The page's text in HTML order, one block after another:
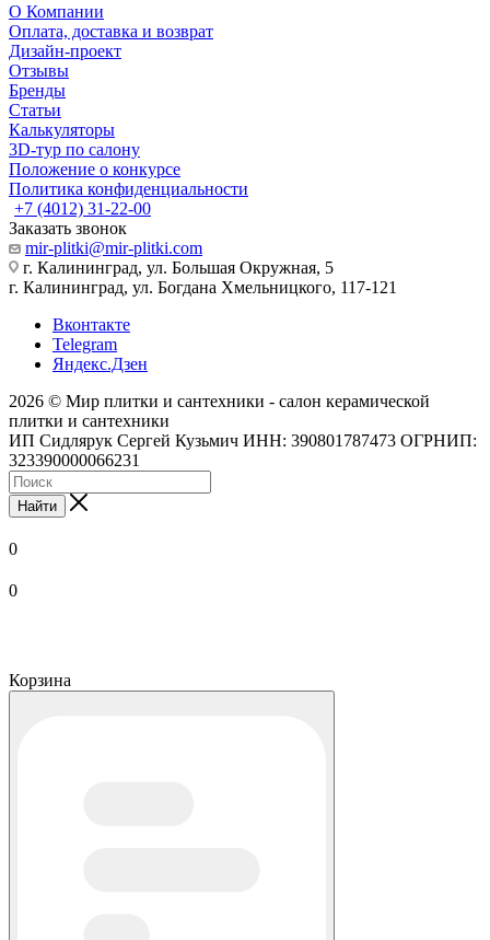
О Компании
Оплата, доставка и возврат
Дизайн-проект
Отзывы
Бренды
Статьи
Калькуляторы
3D-тур по салону
Положение о конкурсе
Политика конфиденциальности
+7 (4012) 31-22-00
Заказать звонок
mir-plitki@mir-plitki.com
г. Калининград, ул. Большая Окружная, 5
г. Калининград, ул. Богдана Хмельницкого, 117-121
Вконтакте
Telegram
Яндекс.Дзен
2026 © Мир плитки и сантехники - салон керамической
плитки и сантехники
ИП Сидлярук Сергей Кузьмич ИНН: 390801787473 ОГРНИП:
323390000066231
Найти
0
0
Корзина